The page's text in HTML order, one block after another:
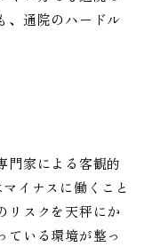
、通院のハードル
門家による客観的
イナスに働くこと
リスクを天秤にか
ている環境が整っ